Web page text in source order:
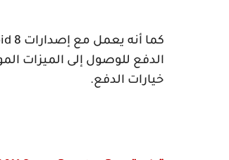
كما أنه يعمل مع إصدارات 8
الدفع للوصول إلى الميزات
خيارات الدفع.